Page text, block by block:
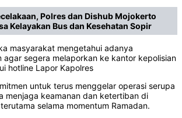
Polres dan Dishub Mojokerto
Kelayakan Bus dan Kesehatan Sopir
masyarakat mengetahui adanya
agar segera melaporkan ke kantor kepolisian
hotline Lapor Kapolres
untuk terus menggelar operasi serupa
menjaga keamanan dan ketertiban di
selama momentum Ramadan.